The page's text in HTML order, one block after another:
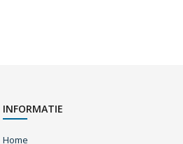
INFORMATIE
Home